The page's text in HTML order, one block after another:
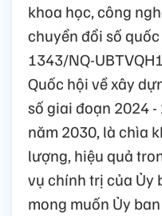
khoa học, công
chuyển đổi số
1343/NQ-
Quốc hội về xây
số giai đoạn 2024
năm 2030, là chìa
lượng, hiệu quả
vụ chính trị của Ủy
mong muốn Ủy